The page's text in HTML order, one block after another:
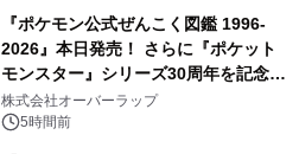
『ポケモン公式ぜんこく図鑑 1996-
2026』本日発売！ さらに『ポケット
モンスター』シリーズ30周年を記念し
た画集『ポケットモンスター ビジュア
ルアートブック』の発売決定！ 2026
株式会社オーバーラップ
5時間前